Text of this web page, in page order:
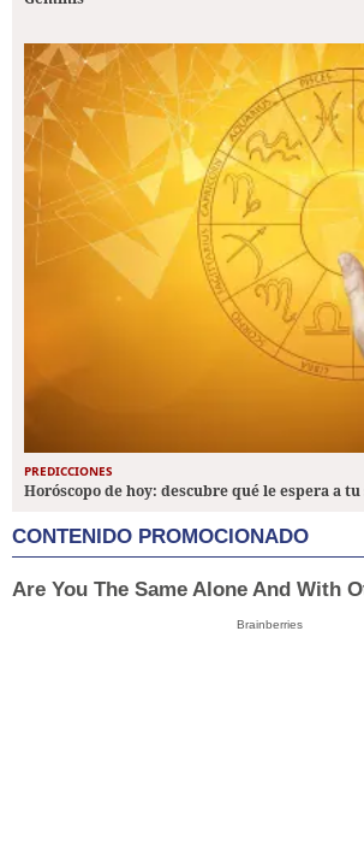
PREDICCIONES
Horóscopo de hoy: descubre qué le espera a
CONTENIDO PROMOCIONADO
Are You The Same Alone And With
Brainberries